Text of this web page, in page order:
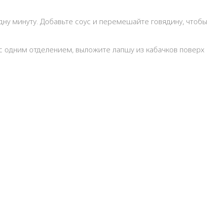
минуту. Добавьте соус и перемешайте говядину, чтобы
отделением, выложите лапшу из кабачков поверх